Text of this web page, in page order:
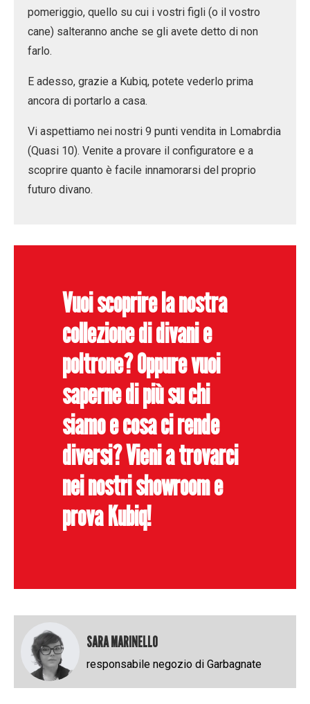
pomeriggio, quello su cui i vostri figli (o il vostro
cane) salteranno anche se gli avete detto di non
farlo.
E adesso, grazie a Kubiq, potete vederlo prima
ancora di portarlo a casa.
Vi aspettiamo nei nostri 9 punti vendita in Lomabrdia
(Quasi 10). Venite a provare il configuratore e a
scoprire quanto è facile innamorarsi del proprio
futuro divano.
Vuoi scoprire la nostra
collezione di divani e
poltrone? Oppure vuoi
saperne di più su chi
siamo e cosa ci rende
diversi? Vieni a trovarci
nei nostri showroom e
prova Kubiq!
SARA MARINELLO
responsabile negozio di Garbagnate